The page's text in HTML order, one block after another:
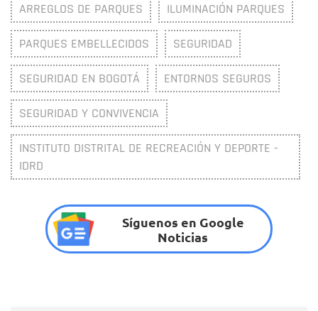
ARREGLOS DE PARQUES ILUMINACIÓN PARQUES
PARQUES EMBELLECIDOS SEGURIDAD
SEGURIDAD EN BOGOTÁ ENTORNOS SEGUROS
SEGURIDAD Y CONVIVENCIA
INSTITUTO DISTRITAL DE RECREACIÓN Y DEPORTE -
IDRD
Síguenos en Google
Noticias